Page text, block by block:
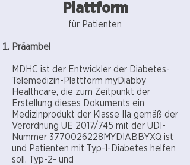
Plattform
für Patienten
Präambel
MDHC ist der Entwickler der Diabetes-
Telemedizin-Plattform myDiabby
Healthcare, die zum Zeitpunkt der
Erstellung dieses Dokuments ein
Medizinprodukt der Klasse IIa gemäß der
Verordnung UE 2017/745 mit der UDI-
Nummer 3770026228MYDIABBYXQ ist
und Patienten mit Typ-1-Diabetes helfen
soll. Typ-2- und